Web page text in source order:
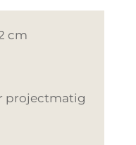
cm
projectmatig